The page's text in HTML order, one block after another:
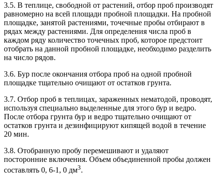
3.5. В теплице, свободной от растений, отбор проб производят
равномерно на всей площади пробной площадки. На пробной
площадке, занятой растениями, точечные пробы отбирают в
рядах между растениями. Для определения числа проб в
каждом ряду количество точечных проб, которое предстоит
отобрать на данной пробной площадке, необходимо разделить
на число рядов.
3.6. Бур после окончания отбора проб на одной пробной
площадке тщательно очищают от остатков грунта.
3.7. Отбор проб в теплицах, зараженных нематодой, проводят,
используя специально выделенные для этого бур и ведро.
После отбора грунта бур и ведро тщательно очищают от
остатков грунта и дезинфицируют кипящей водой в течение
20 мин.
3.8. Отобранную пробу перемешивают и удаляют
посторонние включения. Объем объединенной пробы должен
составлять 0, 6-1, 0 дм3.